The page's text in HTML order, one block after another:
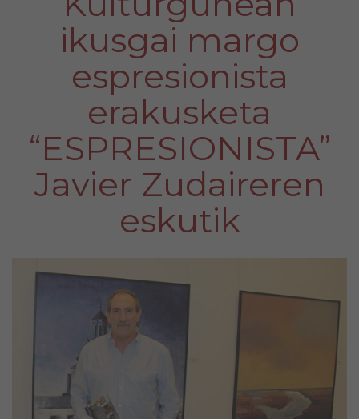
ikusgai margo
espresionista
erakusketa
“ESPRESIONISTA”
Javier Zudaireren
eskutik